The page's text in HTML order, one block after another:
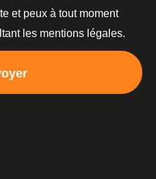
et peux à tout moment
les mentions légales.